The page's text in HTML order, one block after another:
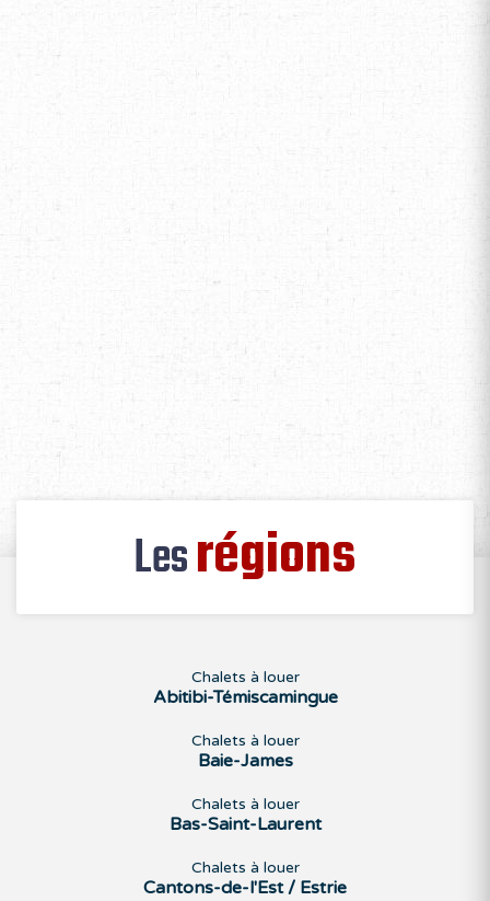
Lesrégions
Chalets à louer
Abitibi-Témiscamingue
Chalets à louer
Baie-James
Chalets à louer
Bas-Saint-Laurent
Chalets à louer
Cantons-de-l'Est / Estrie